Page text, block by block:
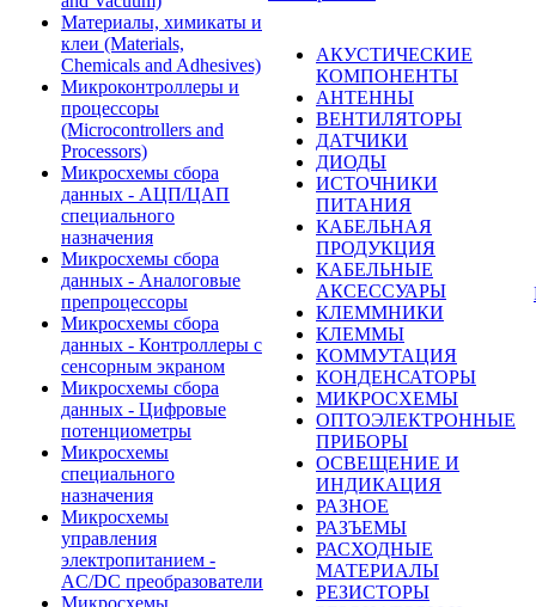
Материалы, химикаты и
клеи (Materials,
Chemicals and Adhesives)
Микроконтроллеры и
процессоры
(Microcontrollers and
Processors)
Микросхемы сбора
данных - АЦП/ЦАП
специального
назначения
Микросхемы сбора
данных - Аналоговые
препроцессоры
Микросхемы сбора
данных - Контроллеры с
сенсорным экраном
Микросхемы сбора
данных - Цифровые
потенциометры
Микросхемы
специального
назначения
Микросхемы
управления
электропитанием -
AC/DC преобразователи
Микросхемы
АКУСТИЧЕСКИЕ
КОМПОНЕНТЫ
АНТЕННЫ
ВЕНТИЛЯТОРЫ
ДАТЧИКИ
ДИОДЫ
ИСТОЧНИКИ
ПИТАНИЯ
КАБЕЛЬНАЯ
ПРОДУКЦИЯ
КАБЕЛЬНЫЕ
АКСЕССУАРЫ
КЛЕММНИКИ
КЛЕММЫ
КОММУТАЦИЯ
КОНДЕНСАТОРЫ
МИКРОСХЕМЫ
ОПТОЭЛЕКТРОННЫЕ
ПРИБОРЫ
ОСВЕЩЕНИЕ И
ИНДИКАЦИЯ
РАЗНОЕ
РАЗЪЕМЫ
РАСХОДНЫЕ
МАТЕРИАЛЫ
РЕЗИСТОРЫ